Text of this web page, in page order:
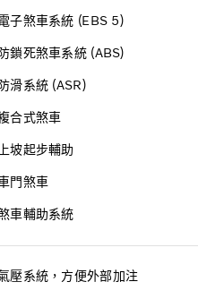
子煞車系統 (EBS 5)
防鎖死煞車系統 (ABS)
防滑系統 (ASR)
合式煞車
上坡起步輔助
門煞車
車輔助系統
壓系統，方便外部加注